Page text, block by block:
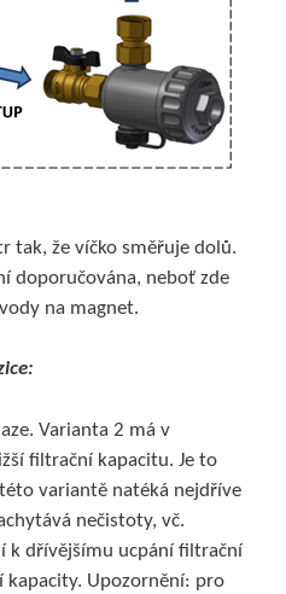
tak, že víčko směřuje dolů.
doporučována, neboť zde
na magnet.
Varianta 2 má v
filtrační kapacitu. Je to
variantě natéká nejdříve
nečistoty, vč.
k dřívějšímu ucpání filtrační
kapacity. Upozornění: pro